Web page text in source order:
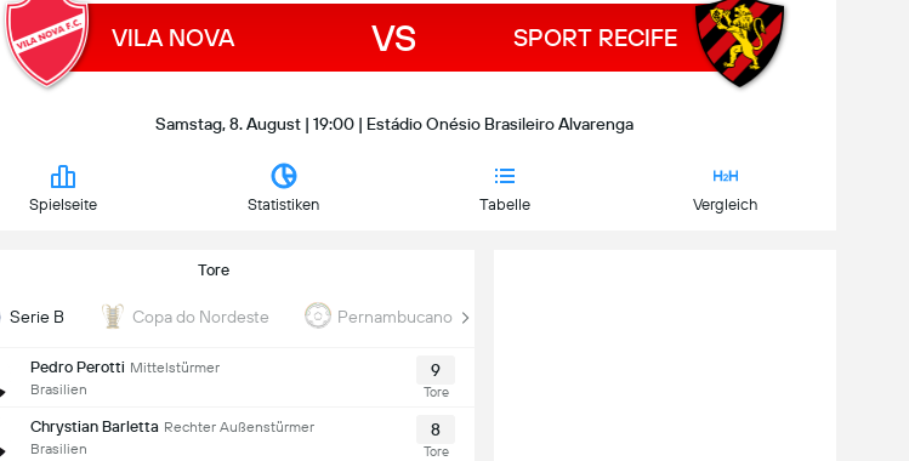
VILA NOVA VS SPORT RECIFE
Samstag, 8. August | 19:00 | Estádio Onésio Brasileiro Alvarenga
Spielseite Statistiken Tabelle Vergleich
Tore
Serie B Copa do Nordeste Pernambucano
Pedro Perotti Mittelstürmer
Brasilien
9
Tore
Chrystian Barletta Rechter Außenstürmer
Brasilien
8
Tore